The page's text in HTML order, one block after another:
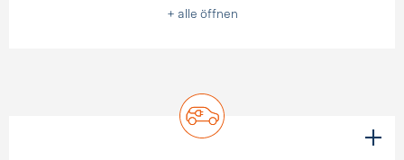
+ alle öffnen